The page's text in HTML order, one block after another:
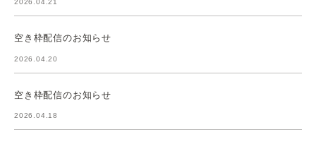
2026.04.21
空き枠配信のお知らせ
2026.04.20
空き枠配信のお知らせ
2026.04.18